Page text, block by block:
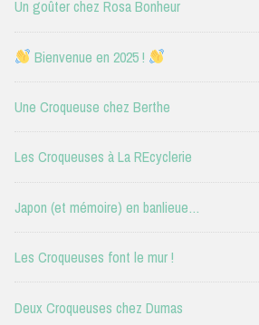
Un goûter chez Rosa Bonheur
Bienvenue en 2025 !
Une Croqueuse chez Berthe
Les Croqueuses à La REcyclerie
Japon (et mémoire) en banlieue…
Les Croqueuses font le mur !
Deux Croqueuses chez Dumas